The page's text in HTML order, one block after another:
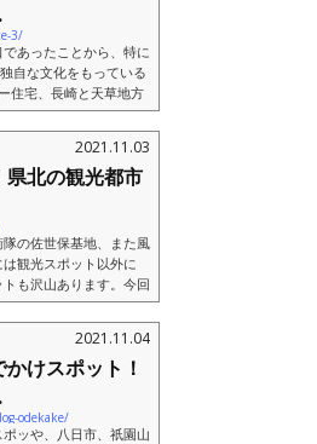
3/
あったことから、特に
自な文化をもっている
住宅、長崎と天草地方
2021.11.03
北の観光都市
の佐世保基地、また風
観光スポット以外に
も沢山あります。今回
2021.11.04
けスポット！
odekake/
ッや、八日市、祇園山